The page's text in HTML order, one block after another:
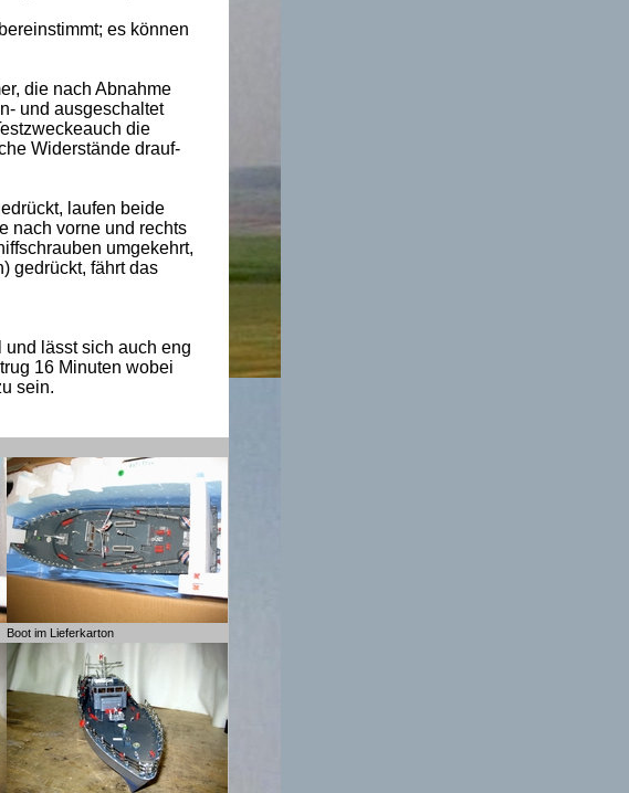
es können
die nach Abnahme
und ausgeschaltet
die
Widerstände drauf-
laufen beide
nach vorne und rechts
umgekehrt,
gedrückt, fährt das
lässt sich auch eng
16 Minuten wobei
sein.
Boot im Lieferkarton